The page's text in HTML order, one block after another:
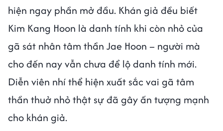
hiện ngay phần mở đầu. Khán giả đều biết
Kim Kang Hoon là danh tính khi còn nhỏ của
gã sát nhân tâm thần Jae Hoon – người mà
cho đến nay vẫn chưa để lộ danh tính mới.
Diễn viên nhí thể hiện xuất sắc vai gã tâm
thần thuở nhỏ thật sự đã gây ấn tượng mạnh
cho khán giả.